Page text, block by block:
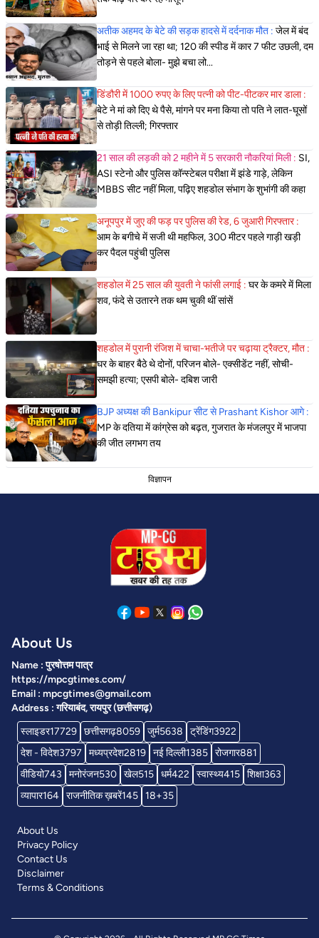
अतीक अहमद के बेटे की सड़क हादसे में दर्दनाक मौत : जेल में बंद
भाई से मिलने जा रहा था; 120 की स्पीड में कार 7 फीट उछली, दम
तोड़ने से पहले बोला- मुझे बचा लो...
डिंडौरी में 1000 रुपए के लिए पत्नी को पीट-पीटकर मार डाला :
बेटे ने मां को दिए थे पैसे, मांगने पर मना किया तो पति ने लात-घूसों
से तोड़ी तिल्ली; गिरफ्तार
21 साल की लड़की को 2 महीने में 5 सरकारी नौकरियां मिली : SI,
ASI स्टेनो और पुलिस कॉन्स्टेबल परीक्षा में झंडे गाड़े, लेकिन
MBBS सीट नहीं मिला, पढ़िए शहडोल संभाग के शुभांगी की कहा
अनूपपुर में जुए की फड़ पर पुलिस की रेड, 6 जुआरी गिरफ्तार :
आम के बगीचे में सजी थी महफिल, 300 मीटर पहले गाड़ी खड़ी
कर पैदल पहुंची पुलिस
शहडोल में 25 साल की युवती ने फांसी लगाई : घर के कमरे में मिला
शव, फंदे से उतारने तक थम चुकी थीं सांसें
शहडोल में पुरानी रंजिश में चाचा-भतीजे पर चढ़ाया ट्रैक्टर, मौत :
घर के बाहर बैठे थे दोनों, परिजन बोले- एक्सीडेंट नहीं, सोची-
समझी हत्या; एसपी बोले- दबिश जारी
BJP अध्यक्ष की Bankipur सीट से Prashant Kishor आगे :
MP के दतिया में कांग्रेस को बढ़त, गुजरात के मंजलपुर में भाजपा
की जीत लगभग तय
विज्ञापन
About Us
Name : पुरषोत्तम पात्र
https://mpcgtimes.com/
Email : mpcgtimes@gmail.com
Address : गरियाबंद, रायपुर (छत्तीसगढ़)
स्लाइडर17729 छत्तीसगढ़8059 जुर्म5638 ट्रेंडिंग3922
देश - विदेश3797 मध्यप्रदेश2819 नई दिल्ली1385 रोजगार881
वीडियो743 मनोरंजन530 खेल515 धर्म422 स्वास्थ्य415 शिक्षा363
व्यापार164 राजनीतिक ख़बरें145 18+35
About Us
Privacy Policy
Contact Us
Disclaimer
Terms & Conditions